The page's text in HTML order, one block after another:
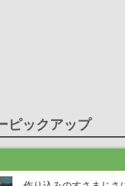
ピックアップ